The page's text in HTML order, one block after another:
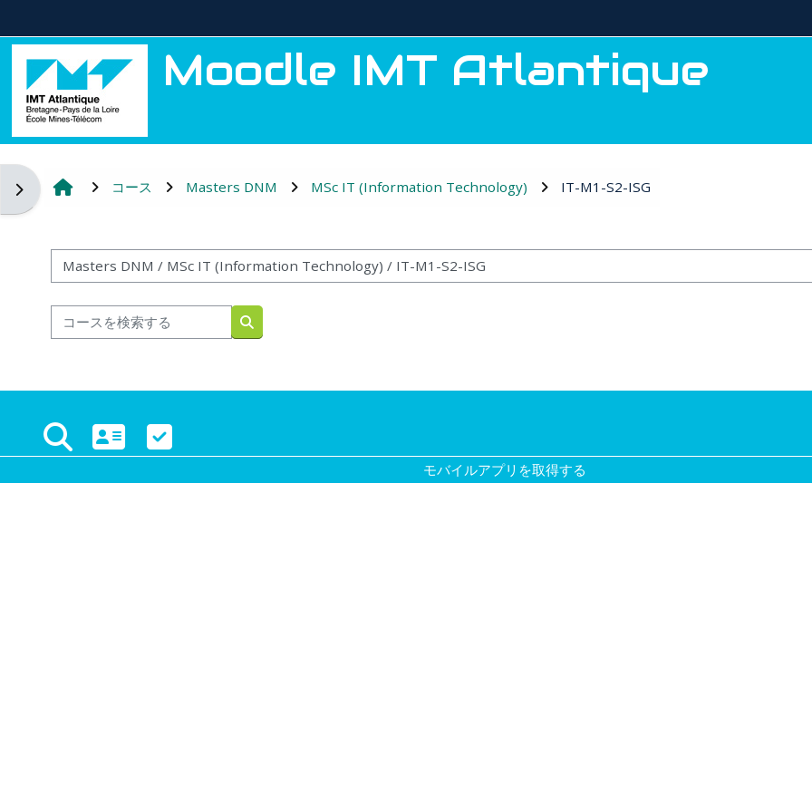
Moodle IMT Atlantique
ブロックドロワを開く
コース Masters DNM MSc IT (Information Technology) IT-M1-S2-ISG
コースカテゴリ
コースを検索する
コースを検索する
モバイルアプリを取得する